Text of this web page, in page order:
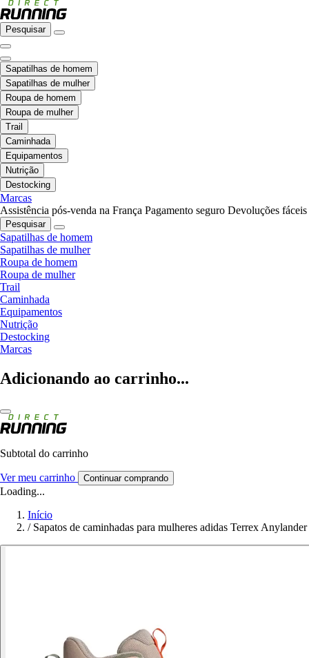
Pesquisar
Sapatilhas de homem
Sapatilhas de mulher
Roupa de homem
Roupa de mulher
Trail
Caminhada
Equipamentos
Nutrição
Destocking
Marcas
Assistência pós-venda na França Pagamento seguro Devoluções fáceis
Pesquisar
Sapatilhas de homem
Sapatilhas de mulher
Roupa de homem
Roupa de mulher
Trail
Caminhada
Equipamentos
Nutrição
Destocking
Marcas
Adicionando ao carrinho...
Subtotal do carrinho
Ver meu carrinho Continuar comprando
Loading...
Início
/ Sapatos de caminhadas para mulheres adidas Terrex Anylander